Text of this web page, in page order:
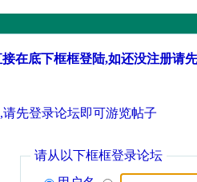
在底下框框登陆,如还没注册请
先登录论坛即可游览帖子
请从以下框框登录论坛